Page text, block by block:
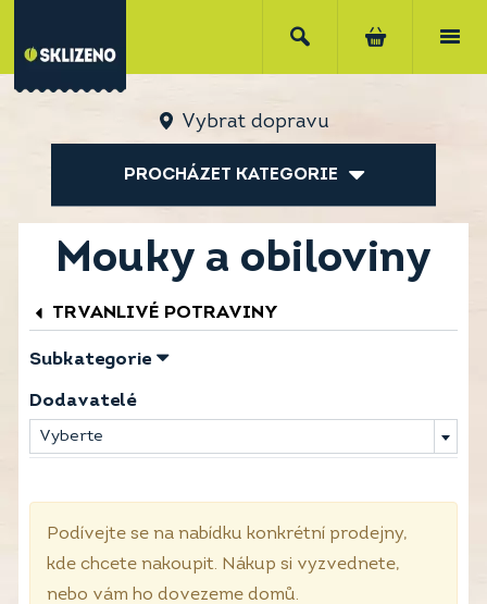
Vybrat dopravu
PROCHÁZET KATEGORIE
Mouky a obiloviny
TRVANLIVÉ POTRAVINY
Subkategorie
Dodavatelé
Vyberte
Podívejte se na nabídku konkrétní prodejny,
kde chcete nakoupit. Nákup si vyzvednete,
nebo vám ho dovezeme domů.